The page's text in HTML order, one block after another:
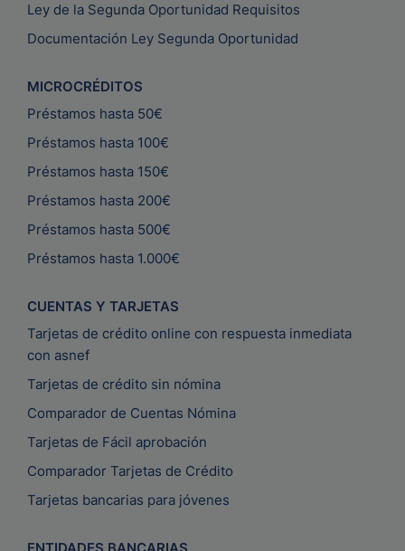
Ley de la Segunda Oportunidad Requisitos
Documentación Ley Segunda Oportunidad
MICROCRÉDITOS
Préstamos hasta 50€
Préstamos hasta 100€
Préstamos hasta 150€
Préstamos hasta 200€
Préstamos hasta 500€
Préstamos hasta 1.000€
CUENTAS Y TARJETAS
Tarjetas de crédito online con respuesta inmediata
con asnef
Tarjetas de crédito sin nómina
Comparador de Cuentas Nómina
Tarjetas de Fácil aprobación
Comparador Tarjetas de Crédito
Tarjetas bancarias para jóvenes